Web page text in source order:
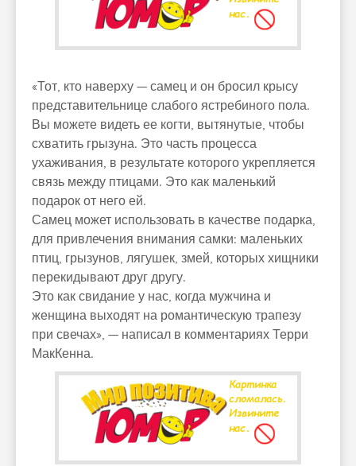
«Тот, кто наверху — самец и он бросил крысу
представительнице слабого ястребиного пола.
Вы можете видеть ее когти, вытянутые, чтобы
схватить грызуна. Это часть процесса
ухаживания, в результате которого укрепляется
связь между птицами. Это как маленький
подарок от него ей.
Самец может использовать в качестве подарка,
для привлечения внимания самки: маленьких
птиц, грызунов, лягушек, змей, которых хищники
перекидывают друг другу.
Это как свидание у нас, когда мужчина и
женщина выходят на романтическую трапезу
при свечах», — написал в комментариях Терри
МакКенна.